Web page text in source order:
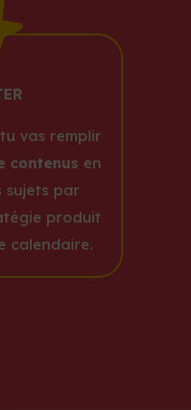
vas remplir
contenus en
sujets par
produit
calendaire.